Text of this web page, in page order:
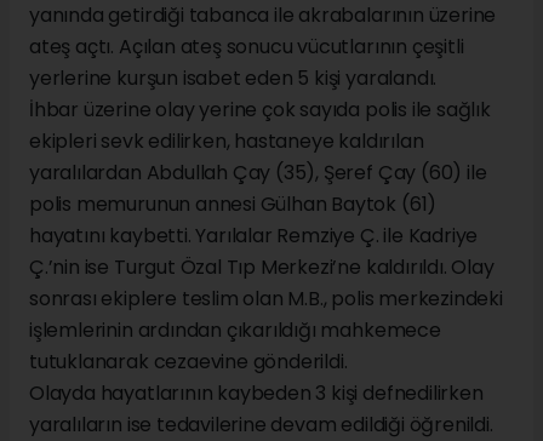
yanında getirdiği tabanca ile akrabalarının üzerine
ateş açtı. Açılan ateş sonucu vücutlarının çeşitli
yerlerine kurşun isabet eden 5 kişi yaralandı.
İhbar üzerine olay yerine çok sayıda polis ile sağlık
ekipleri sevk edilirken, hastaneye kaldırılan
yaralılardan Abdullah Çay (35), Şeref Çay (60) ile
polis memurunun annesi Gülhan Baytok (61)
hayatını kaybetti. Yarılalar Remziye Ç. ile Kadriye
Ç.’nin ise Turgut Özal Tıp Merkezi’ne kaldırıldı. Olay
sonrası ekiplere teslim olan M.B., polis merkezindeki
işlemlerinin ardından çıkarıldığı mahkemece
tutuklanarak cezaevine gönderildi.
Olayda hayatlarının kaybeden 3 kişi defnedilirken
yaralıların ise tedavilerine devam edildiği öğrenildi.